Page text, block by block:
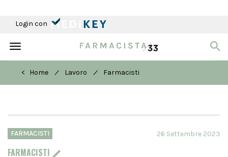
Login con
Toggle
< Home
/ Lavoro / Farmacisti
FARMACISTI
FARMACISTI
26 Settembre 2023